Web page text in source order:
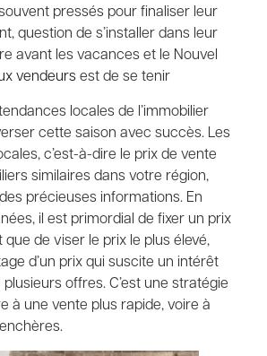
pressés pour finaliser leur
question de s’installer dans leur
avant les vacances et le Nouvel
vendeursest de se tenir
locales de l’immobilier
cette saison avec succès. Les
c’est-à-dire le prix de vente
similaires dans votre région,
précieuses informations. En
il est primordial de fixer un prix
de viser le prix le plus élevé,
d’un prix qui suscite un intérêt
offres. C’est une stratégie
à une vente plus rapide, voire à